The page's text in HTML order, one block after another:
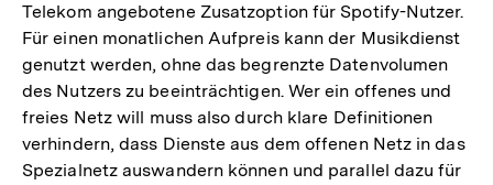
Telekom angebotene Zusatzoption für Spotify-Nutzer.
Für einen monatlichen Aufpreis kann der Musikdienst
genutzt werden, ohne das begrenzte Datenvolumen
des Nutzers zu beeinträchtigen. Wer ein offenes und
freies Netz will muss also durch klare Definitionen
verhindern, dass Dienste aus dem offenen Netz in das
Spezialnetz auswandern können und parallel dazu für